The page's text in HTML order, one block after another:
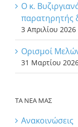
Ο κ.
παρατηρητής
3 Απριλίου 2026
Ορισμοί
31 Μαρτίου
ΤΑ ΝΕΑ ΜΑΣ
Ανακοινώσεις